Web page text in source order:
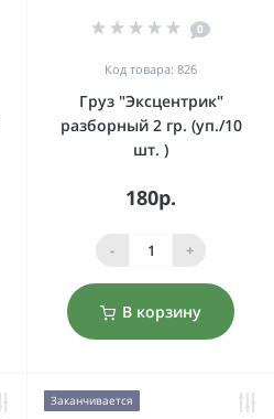
0
Код товара: 826
Груз "Эксцентрик"
разборный 2 гр. (уп./10
шт. )
180р.
- +
В корзину
Заканчивается